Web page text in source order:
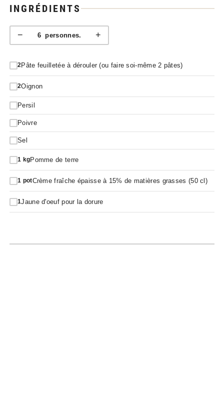
INGRÉDIENTS
− 6personnes. +
2Pâte feuilletée à dérouler (ou faire soi-même 2 pâtes)
2Oignon
Persil
Poivre
Sel
1 kgPomme de terre
1 potCrème fraîche épaisse à 15% de matières grasses (50 cl)
1Jaune d'oeuf pour la dorure